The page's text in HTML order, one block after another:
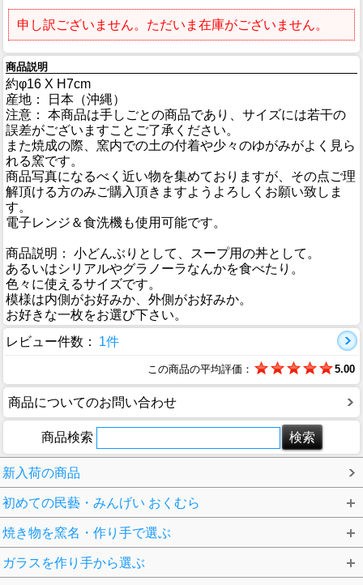
申し訳ございません。ただいま在庫がございません。
商品説明
約φ16 X H7cm
産地： 日本（沖縄）
注意： 本商品は手しごとの商品であり、サイズには若干の
誤差がございますことご了承ください。
また焼成の際、窯内での土の付着や少々のゆがみがよく見ら
れる窯です。
商品写真になるべく近い物を集めておりますが、その点ご理
解頂ける方のみご購入頂きますようよろしくお願い致しま
す。
電子レンジ＆食洗機も使用可能です。
商品説明： 小どんぶりとして、スープ用の丼として。
あるいはシリアルやグラノーラなんかを食べたり。
色々に使えるサイズです。
模様は内側がお好みか、外側がお好みか。
お好きな一枚をお選び下さい。
レビュー件数：
1件
この商品の平均評価： 5.00
商品についてのお問い合わせ
商品検索
新入荷の商品
初めての民藝・みんげい おくむら
焼き物を窯名・作り手で選ぶ
ガラスを作り手から選ぶ